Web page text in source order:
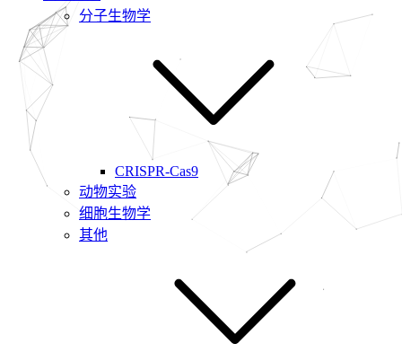
分子生物学
CRISPR-Cas9
动物实验
细胞生物学
其他